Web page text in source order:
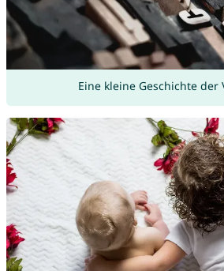
Eine kleine Geschichte der